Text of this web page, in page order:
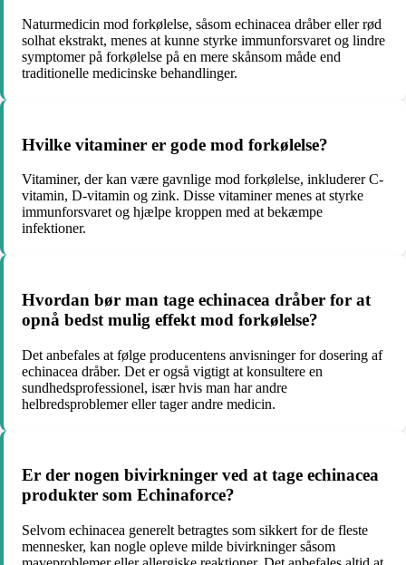
Naturmedicin mod forkølelse, såsom echinacea dråber eller rød
solhat ekstrakt, menes at kunne styrke immunforsvaret og lindre
symptomer på forkølelse på en mere skånsom måde end
traditionelle medicinske behandlinger.
Hvilke vitaminer er gode mod forkølelse?
Vitaminer, der kan være gavnlige mod forkølelse, inkluderer C-
vitamin, D-vitamin og zink. Disse vitaminer menes at styrke
immunforsvaret og hjælpe kroppen med at bekæmpe
infektioner.
Hvordan bør man tage echinacea dråber for at
opnå bedst mulig effekt mod forkølelse?
Det anbefales at følge producentens anvisninger for dosering af
echinacea dråber. Det er også vigtigt at konsultere en
sundhedsprofessionel, især hvis man har andre
helbredsproblemer eller tager andre medicin.
Er der nogen bivirkninger ved at tage echinacea
produkter som Echinaforce?
Selvom echinacea generelt betragtes som sikkert for de fleste
mennesker, kan nogle opleve milde bivirkninger såsom